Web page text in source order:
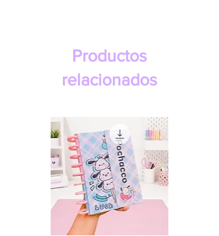
Productos
relacionados